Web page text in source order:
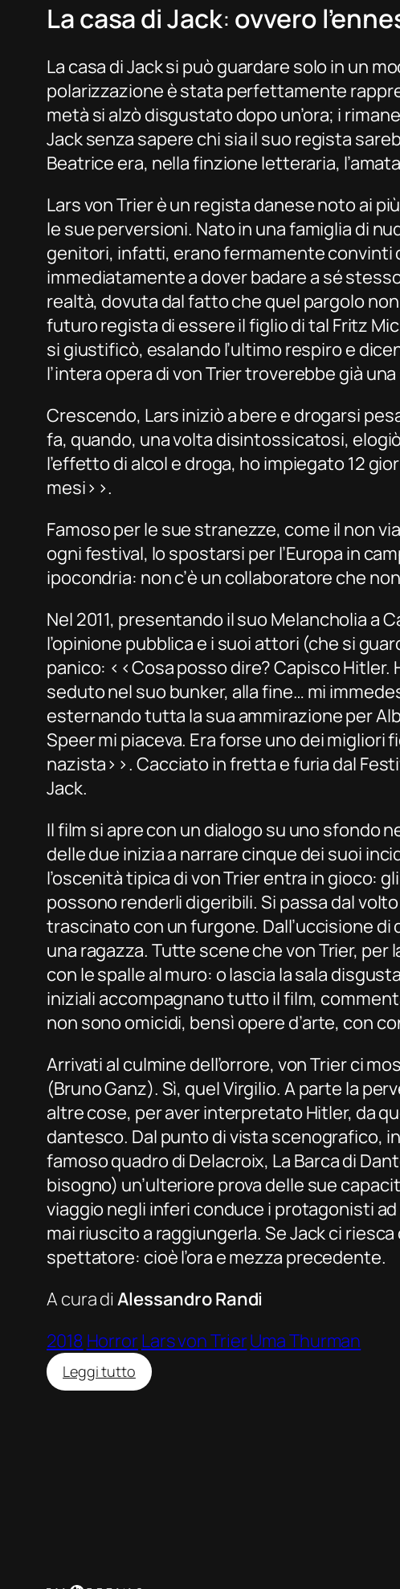
La casa di Jack: ovvero
La casa di Jacksi può guardare solo in un
polarizzazione è stata perfettamente
metà si alzò disgustato dopo un’ora; i
Jacksenza sapere chi sia il suo regista
Beatrice era, nella finzione letteraria,
Lars von Trier è un regista danese noto ai
le sue perversioni. Nato in una famiglia di
genitori, infatti, erano fermamente convinti
immediatamente a dover badare a sé
realtà, dovuta dal fatto che quel pargolo
futuro regista di essere il figlio di tal Fritz
si giustificò, esalando l’ultimo respiro e
l’intera opera di von Trier troverebbe già
Crescendo, Lars iniziò a bere e drogarsi
fa, quando, una volta disintossicatosi,
l’effetto di alcol e droga, ho impiegato 12
mesi››.
Famoso per le sue stranezze, come il non
ogni festival, lo spostarsi per l’Europa in
ipocondria: non c’è un collaboratore che
Nel 2011, presentando il suo Melancholia a
l’opinione pubblica e i suoi attori (che si
panico: ‹‹Cosa posso dire? Capisco
seduto nel suo bunker, alla fine… mi
esternando tutta la sua ammirazione per
Speer mi piaceva. Era forse uno dei
nazista››. Cacciato in fretta e furia dal
Jack.
Il film si apre con un dialogo su uno sfondo
delle due inizia a narrare cinque dei suoi
l’oscenità tipica di von Trier entra in gioco:
possono renderli digeribili. Si passa dal
trascinato con un furgone. Dall’uccisione di
una ragazza. Tutte scene che von Trier,
con le spalle al muro: o lascia la sala
iniziali accompagnano tutto il film,
non sono omicidi, bensì opere d’arte, con
Arrivati al culmine dell’orrore, von Trier ci
(Bruno Ganz). Sì, quelVirgilio. A parte la
altre cose, per aver interpretato Hitler, da
dantesco. Dal punto di vista scenografico,
famoso quadro di Delacroix, La Barca di
bisogno) un’ulteriore prova delle sue
viaggio negli inferi conduce i protagonisti
mai riuscito a raggiungerla. Se Jack ci
spettatore: cioè l’ora e mezza precedente.
A cura di Alessandro Randi
2018 Horror Lars von TrierUma Thurman
Leggi tutto:
La